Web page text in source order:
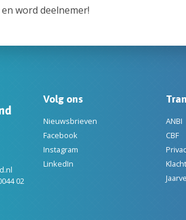
word deelnemer!
02
Volg ons
Nieuwsbrieven
Facebook
Instagram
LinkedIn
ANBI
CBF